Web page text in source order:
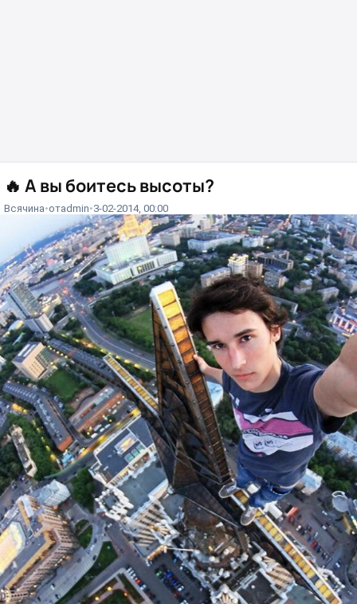
🔥 А вы боитесь высоты?
Всячина отadmin 3-02-2014, 00:00